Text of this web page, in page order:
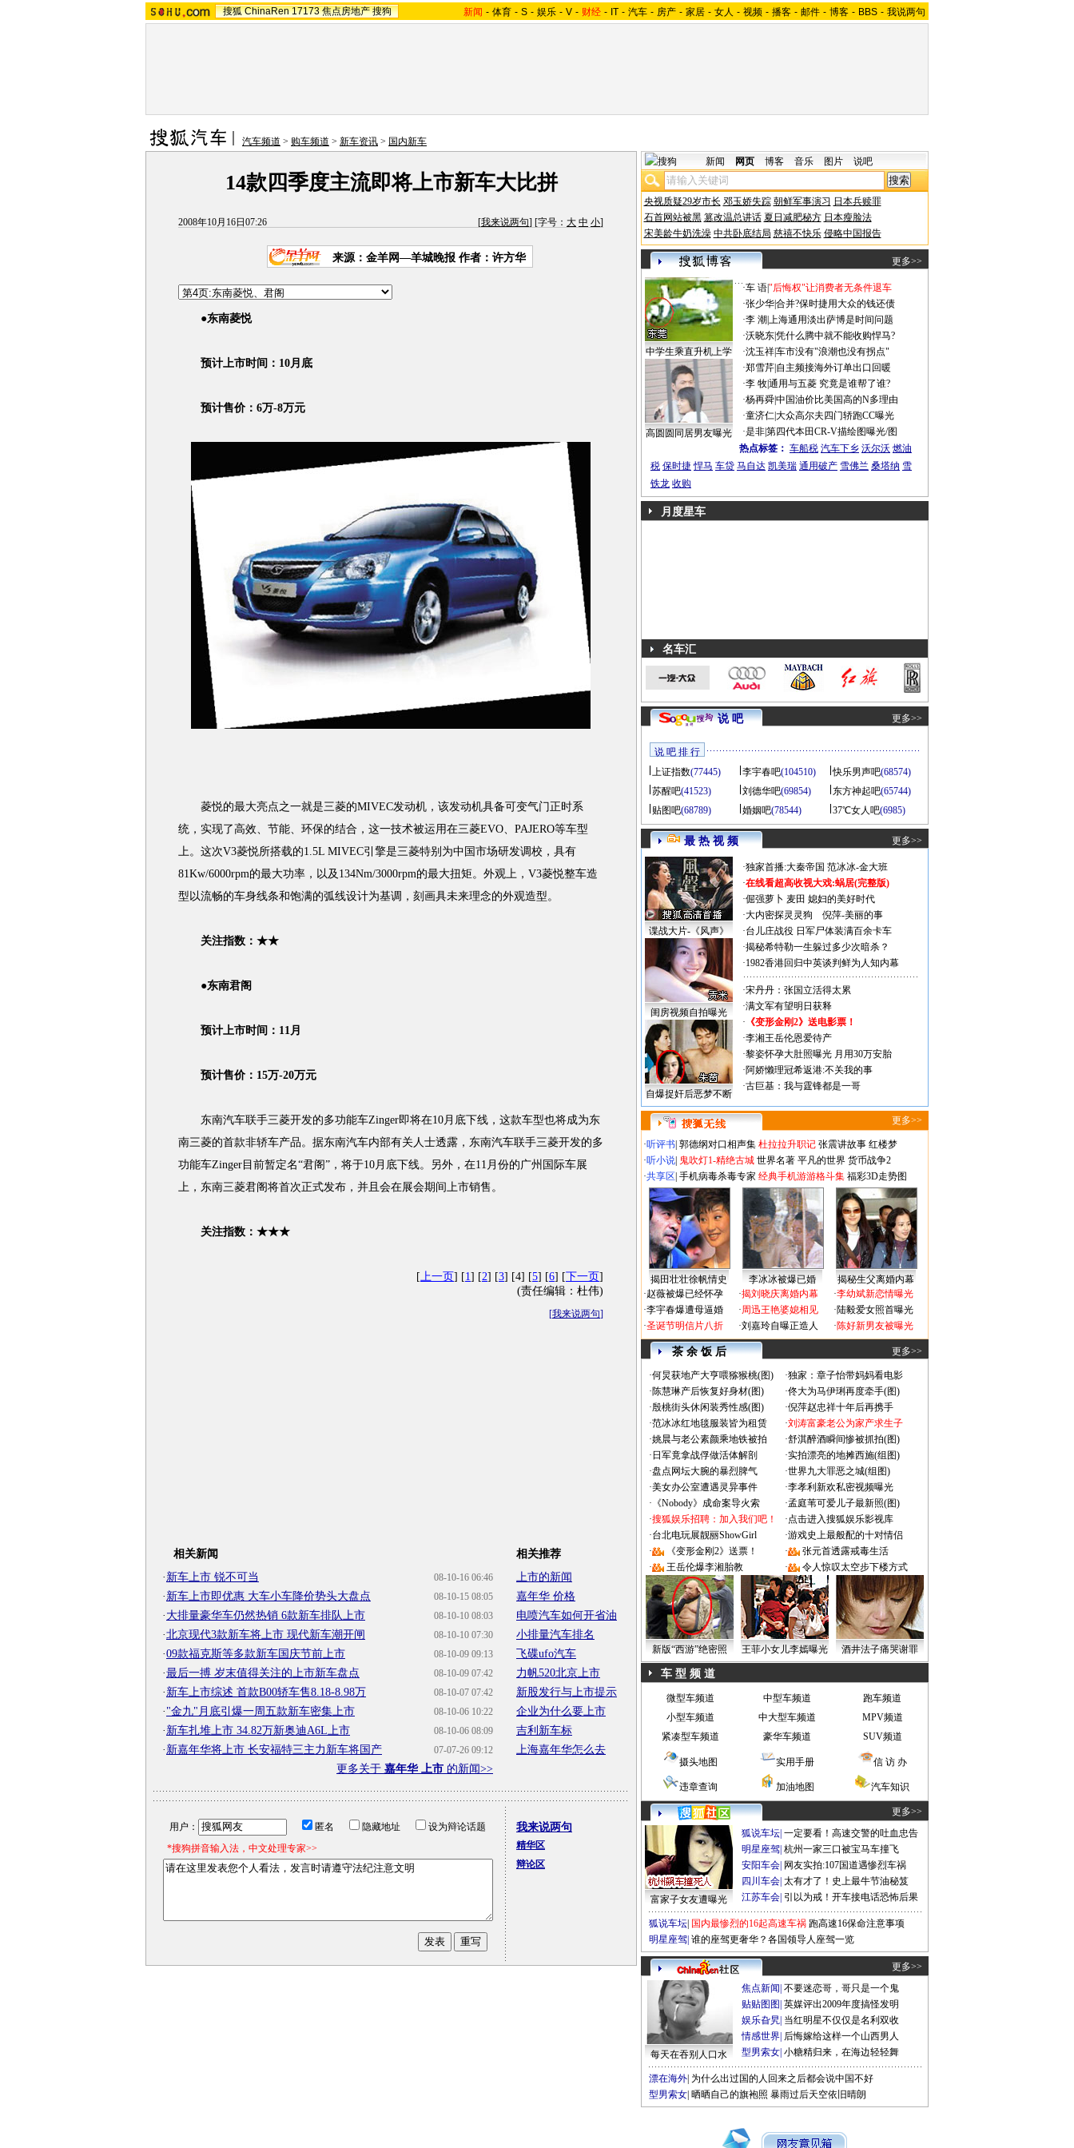
搜狐 ChinaRen 17173 焦点房地产 搜狗 新闻 - 体育 - S - 娱乐 - V - 财经 - IT - 汽车 - 房产 - 家居 - 女人 - 视频 - 播客 - 邮件 - 博客 - BBS - 我说两句
汽车频道 > 购车频道 > 新车资讯 > 国内新车
14款四季度主流即将上市新车大比拼
2008年10月16日07:26 [我来说两句] [字号： 大 中 小]
来源：金羊网—羊城晚报 作者：许方华
●东南菱悦
预计上市时间：10月底
预计售价：6万-8万元
菱悦的最大亮点之一就是三菱的MIVEC发动机，该发动机具备可变气门正时系
统，实现了高效、节能、环保的结合，这一技术被运用在三菱EVO、PAJERO等车型
上。这次V3菱悦所搭载的1.5L MIVEC引擎是三菱特别为中国市场研发调校，具有
81Kw/6000rpm的最大功率，以及134Nm/3000rpm的最大扭矩。外观上，V3菱悦整车造
型以流畅的车身线条和饱满的弧线设计为基调，刻画具未来理念的外观造型。
关注指数：★★
●东南君阁
预计上市时间：11月
预计售价：15万-20万元
东南汽车联手三菱开发的多功能车Zinger即将在10月底下线，这款车型也将成为东
南三菱的首款非轿车产品。据东南汽车内部有关人士透露，东南汽车联手三菱开发的多
功能车Zinger目前暂定名“君阁”，将于10月底下线。另外，在11月份的广州国际车展
上，东南三菱君阁将首次正式发布，并且会在展会期间上市销售。
关注指数：★★★
[上一页] [1] [2] [3] [4] [5] [6] [下一页]
(责任编辑：杜伟)
[我来说两句]
相关新闻
08-10-16 06:46
· 新车上市 锐不可当
08-10-15 08:05
· 新车上市即优惠 大车小车降价势头大盘点
08-10-10 08:03
· 大排量豪华车仍然热销 6款新车排队上市
08-10-10 07:30
·北京现代3款新车将上市 现代新车潮开闸
08-10-09 09:13
·09款福克斯等多款新车国庆节前上市
08-10-09 07:42
·最后一搏 岁末值得关注的上市新车盘点
08-10-07 07:42
· 新车上市综述 首款B00轿车售8.18-8.98万
08-10-06 10:22
· "金九"月底引爆一周五款新车密集上市
08-10-06 08:09
· 新车扎堆上市 34.82万新奥迪A6L上市
07-07-26 09:12
· 新嘉年华将上市 长安福特三主力新车将国产
更多关于 嘉年华 上市 的新闻>>
相关推荐
上市的新闻
嘉年华 价格
电喷汽车如何开省油
小排量汽车排名
飞碟ufo汽车
力帆520北京上市
新股发行与上市提示
企业为什么要上市
吉利新车标
上海嘉年华怎么去
用户： 匿名 隐藏地址
设为辩论话题
*搜狗拼音输入法，中文处理专家>>
我来说两句
精华区
辩论区
新闻 网页 博客 音乐 图片 说吧
央视质疑29岁市长 邓玉娇失踪 朝鲜军事演习 日本兵赎罪
石首网站被黑 篡改温总讲话 夏日减肥秘方 日本瘦脸法
宋美龄牛奶洗澡 中共卧底结局 慈禧不快乐 侵略中国报告
更多>>
中学生乘直升机上学
高圆圆同居男友曝光
·车 语|"后悔权"让消费者无条件退车
·张少华|合并?保时捷用大众的钱还债
·李 潮 上海通用淡出萨博是时间问题
·沃晓东|凭什么腾中就不能收购悍马?
·沈玉祥|车市没有"浪潮也没有拐点"
·郑雪芹| 自主频接海外订单出口回暖
·李 牧|通用与五菱 究竟是谁帮了谁?
·杨再舜|中国油价比美国高的N多理由
·童济仁|大众高尔夫四门轿跑CC曝光
·是非|第四代本田CR-V描绘图曝光/图
热点标签： 车船税 汽车下乡 沃尔沃 燃油
税 保时捷 悍马 车贷 马自达 凯美瑞 通用破产 雪佛兰 桑塔纳 雪
铁龙 收购
月度星车
名车汇
说 吧 更多>>
说 吧 排 行
上证指数(77445) 李宇春吧(104510) 快乐男声吧(68574)
苏醒吧(41523) 刘德华吧(69854) 东方神起吧(65744)
贴图吧(68789) 婚姻吧(78544) 37℃女人吧(6985)
最 热 视 频 更多>>
谍战大片-《风声》
闺房视频自拍曝光
自爆捉奸后恶梦不断
·独家首播:大秦帝国 范冰冰-金大班
·在线看超高收视大戏:蜗居(完整版)
·倔强萝卜 麦田 媳妇的美好时代
·大内密探灵灵狗
倪萍-美丽的事
·台儿庄战役 日军尸体装满百余卡车
·揭秘希特勒一生躲过多少次暗杀？
·1982香港回归中英谈判鲜为人知内幕
·宋丹丹：张国立活得太累
·满文军有望明日获释
· 《变形金刚2》送电影票！
·李湘王岳伦恩爱待产
·黎姿怀孕大肚照曝光 月用30万安胎
·阿娇懒理冠希返港:不关我的事
·古巨基：我与霆锋都是一哥
更多>>
·听评书 郭德纲对口相声集 杜拉拉升职记 张震讲故事 红楼梦
·听小说 鬼吹灯1-精绝古城 世界名著 平凡的世界 货币战争2
·共享区 手机病毒杀毒专家 经典手机游游格斗集 福彩3D走势图
揭田壮壮徐帆情史 李冰冰被爆已婚
揭秘生父离婚内幕
·赵薇被爆已经怀孕
·李宇春爆遭母逼婚
·圣诞节明信片八折
·揭刘晓庆离婚内幕
·周迅王艳婆媳相见
·刘嘉玲自曝正造人
·李幼斌新恋情曝光
·陆毅爱女照首曝光
·陈好新男友被曝光
茶 余 饭 后 更多>>
·何炅获地产大亨喂猕猴桃(图) ·独家：章子怡带妈妈看电影
·陈慧琳产后恢复好身材(图) ·佟大为马伊琍再度牵手(图)
·殷桃街头休闲装秀性感(图) ·倪萍赵忠祥十年后再携手
·范冰冰红地毯服装皆为租赁 ·刘涛富豪老公为家产求生子
·姚晨与老公素颜乘地铁被拍 ·舒淇醉酒瞬间惨被抓拍(图)
· 日军竟拿战俘做活体解剖 ·实拍漂亮的地摊西施(组图)
·盘点网坛大腕的暴烈脾气 ·世界九大罪恶之城(组图)
·美女办公室遭遇灵异事件 ·李孝利新欢私密视频曝光
· 《Nobody》成命案导火索 ·孟庭苇可爱儿子最新照(图)
·搜狐娱乐招聘：加入我们吧！ ·点击进入搜狐娱乐影视库
·台北电玩展靓丽ShowGirl ·游戏史上最般配的十对情侣
·
《变形金刚2》送票！ ·
张元首透露戒毒生活
·
王岳伦爆李湘胎教 · 令人惊叹太空步下楼方式
新版“西游”绝密照 王菲小女儿李嫣曝光 酒井法子痛哭谢罪
车 型 频 道
微型车频道 中型车频道
跑车频道
小型车频道
中大型车频道
MPV频道
紧凑型车频道
豪华车频道 SUV频道
摄头地图 实用手册 信 访 办
违章查询 加油地图 汽车知识
更多>>
富家子女友遭曝光
狐说车坛 一定要看！高速交警的吐血忠告
明星座驾 杭州一家三口被宝马车撞飞
安阳车会 网友实拍:107国道遇惨烈车祸
四川车会 太有才了！史上最牛节油秘笈
江苏车会 引以为戒！开车接电话恐怖后果
狐说车坛 国内最惨烈的16起高速车祸 跑高速16保命注意事项
明星座驾 谁的座驾更奢华？各国领导人座驾一览
更多>>
每天在吞别人口水
焦点新闻 不要迷恋哥，哥只是一个鬼
贴贴图图 英媒评出2009年度搞怪发明
娱乐旮旯 当红明星不仅仅是名利双收
情感世界 后悔嫁给这样一个山西男人
型男索女 小糖精归来，在海边轻轻舞
漂在海外 为什么出过国的人回来之后都会说中国不好
型男索女 晒晒自己的旗袍照 暴雨过后天空依旧晴朗